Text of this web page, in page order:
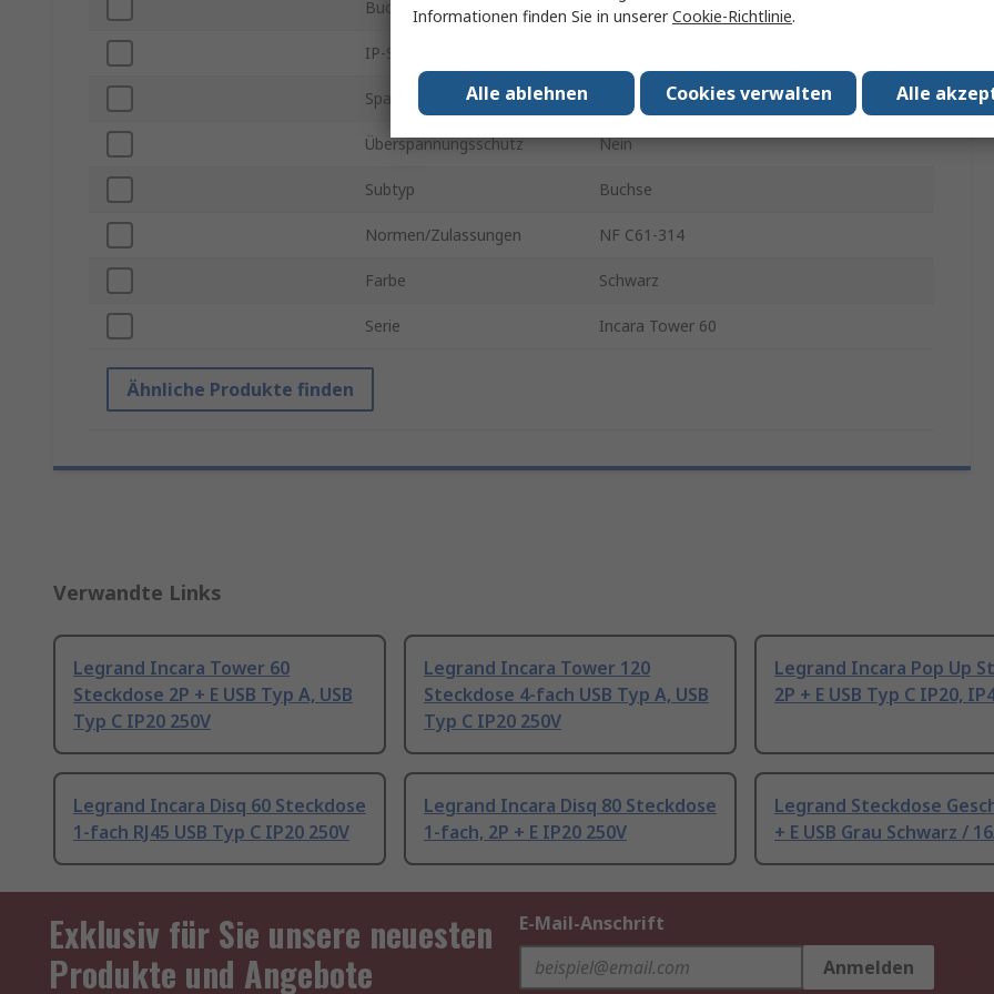
Buchsentyp 2P + E, RJ45, USB Typ A, USB Typ C
IP-Schutzart
Spannung
Überspannungsschutz Nein
Subtyp Buchse
Normen/Zulassungen NF C61-314
Farbe Schwarz
Serie Incara Tower 60
Ähnliche Produkte finden
Verwandte Links
Legrand Incara Tower 60
Steckdose 2P + E USB Typ A, USB
Typ C IP20 250V
Legrand Incara Tower 120
Steckdose 4-fach USB Typ A, USB
Typ C IP20 250V
Legrand Incara Pop Up
2P + E USB Typ C IP20,
Legrand Incara Disq 60 Steckdose
1-fach RJ45 USB Typ C IP20 250V
Legrand Incara Disq 80 Steckdose
1-fach, 2P + E IP20 250V
Legrand Steckdose
+ E USB Grau Schwarz /
Exklusiv für Sie unsere neuesten
Produkte und Angebote
E-Mail-Anschrift
Anmelden
Informationen finden Sie in unsererCookie-Richtlinie.
Alle
Cookies verwalten
Alle ablehnen